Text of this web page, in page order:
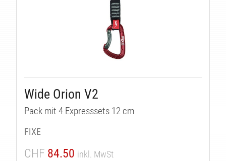
Wide Orion V2
Pack mit 4 Expresssets 12 cm
FIXE
CHF 84.50 inkl. MwSt